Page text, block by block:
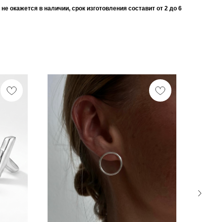
окажется в наличии, срок изготовления составит от 2 до 6